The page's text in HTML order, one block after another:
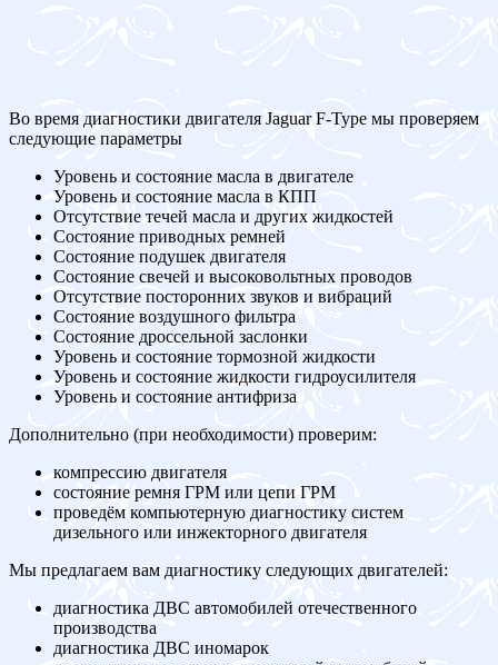
Во время диагностики двигателя Jaguar F-Type мы проверяем
следующие параметры
Уровень и состояние масла в двигателе
Уровень и состояние масла в КПП
Отсутствие течей масла и других жидкостей
Состояние приводных ремней
Состояние подушек двигателя
Состояние свечей и высоковольтных проводов
Отсутствие посторонних звуков и вибраций
Состояние воздушного фильтра
Состояние дроссельной заслонки
Уровень и состояние тормозной жидкости
Уровень и состояние жидкости гидроусилителя
Уровень и состояние антифриза
Дополнительно (при необходимости) проверим:
компрессию двигателя
состояние ремня ГРМ или цепи ГРМ
проведём компьютерную диагностику систем
дизельного или инжекторного двигателя
Мы предлагаем вам диагностику следующих двигателей:
диагностика ДВС автомобилей отечественного
производства
диагностика ДВС иномарок